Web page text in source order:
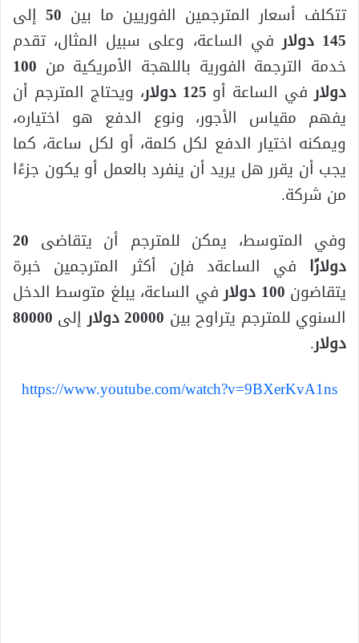
تتكلف أسعار المترجمين الفوريين ما بين 50 إلى
145 دولار
في الساعة، وعلى سبيل المثال، تقدم
خدمة الترجمة الفورية باللهجة الأمريكية من 100
دولارفي الساعة أو 125 دولار
، ويحتاج المترجم أن
يفهم مقياس الأجور، ونوع الدفع هو اختياره،
ويمكنه اختيار الدفع لكل كلمة، أو لكل ساعة، كما
يجب أن يقرر هل يريد أن ينفرد بالعمل أو يكون جزءًا
من شركة.
وفي المتوسط، يمكن للمترجم أن يتقاضى 20
دولارًا في الساعةد فإن أكثر المترجمين خبرة
يتقاضون 100 دولار
في الساعة، يبلغ متوسط الدخل
السنوي للمترجم يتراوح بين 20000 دولار إلى 80000
دولار.
https://www.youtube.com/watch?v=9BXerKvA1ns